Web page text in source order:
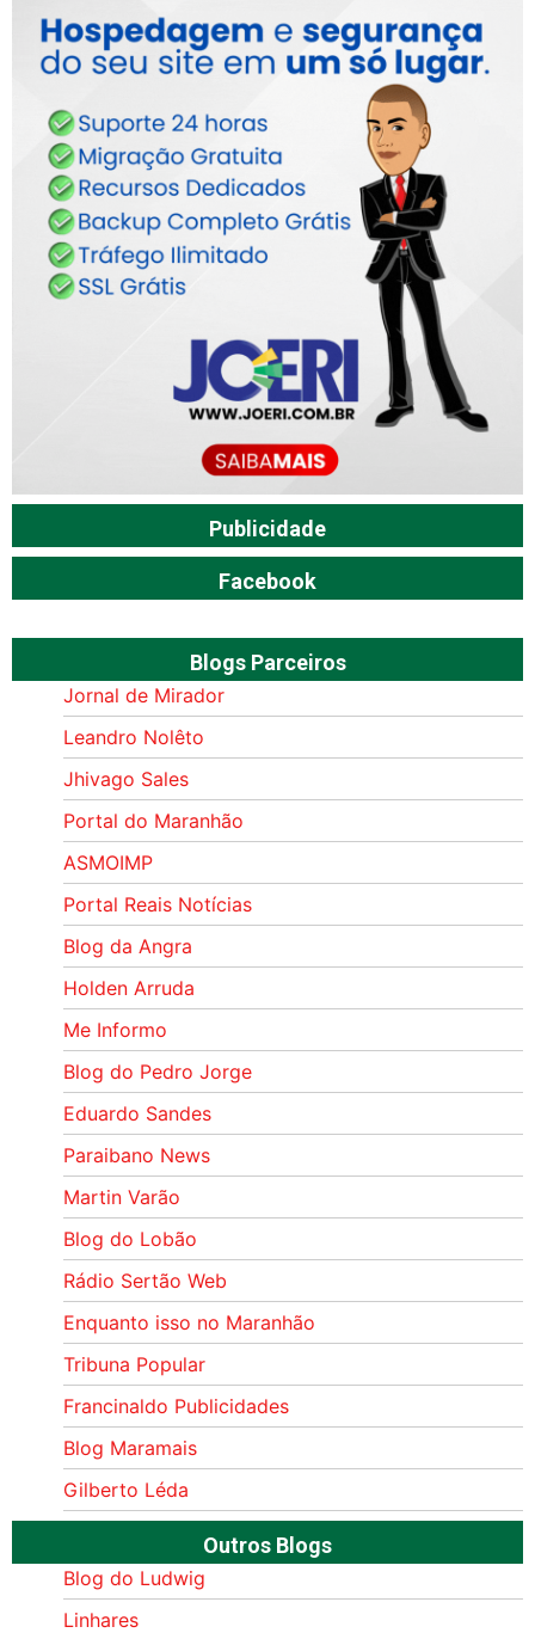
Publicidade
Facebook
Blogs Parceiros
Jornal de Mirador
Leandro Nolêto
Jhivago Sales
Portal do Maranhão
ASMOIMP
Portal Reais Notí­cias
Blog da Angra
Holden Arruda
Me Informo
Blog do Pedro Jorge
Eduardo Sandes
Paraibano News
Martin Varão
Blog do Lobão
Rádio Sertão Web
Enquanto isso no Maranhão
Tribuna Popular
Francinaldo Publicidades
Blog Maramais
Gilberto Léda
Outros Blogs
Blog do Ludwig
Linhares